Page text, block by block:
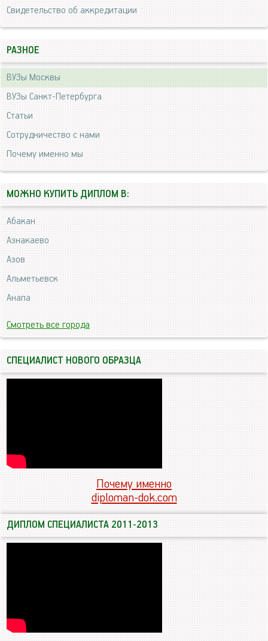
Свидетельство об аккредитации
РАЗНОЕ
ВУЗы Москвы
ВУЗы Санкт-Петербурга
Статьи
Сотрудничество с нами
Почему именно мы
МОЖНО КУПИТЬ ДИПЛОМ В:
Абакан
Азнакаево
Азов
Альметьевск
Анапа
Смотреть все города
СПЕЦИАЛИСТ НОВОГО ОБРАЗЦА
Почему именно
diploman-dok.com
ДИПЛОМ СПЕЦИАЛИСТА 2011-2013